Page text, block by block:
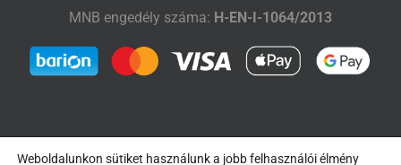
MNB engedély száma: H-EN-I-1064/2013
Weboldalunkon sütiket használunk a jobb felhasználói élmény